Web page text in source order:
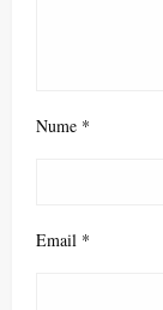
Nume *
Email *